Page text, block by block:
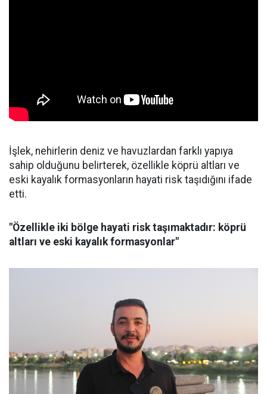
İşlek, nehirlerin deniz ve havuzlardan farklı yapıya
sahip olduğunu belirterek, özellikle köprü altları ve
eski kayalık formasyonların hayati risk taşıdığını ifade
etti.
"Özellikle iki bölge hayati risk taşımaktadır: köprü
altları ve eski kayalık formasyonlar"